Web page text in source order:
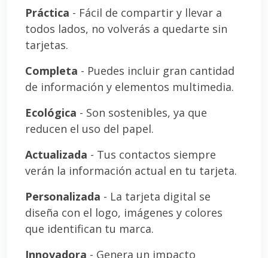
Práctica - Fácil de compartir y llevar a
todos lados, no volverás a quedarte sin
tarjetas.
Completa - Puedes incluir gran cantidad
de información y elementos multimedia.
Ecológica - Son sostenibles, ya que
reducen el uso del papel.
Actualizada - Tus contactos siempre
verán la información actual en tu tarjeta.
Personalizada - La tarjeta digital se
diseña con el logo, imágenes y colores
que identifican tu marca.
Innovadora - Genera un impacto